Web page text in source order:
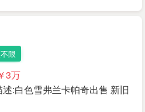
限
3万
:白色雪弗兰卡帕奇出售 新旧